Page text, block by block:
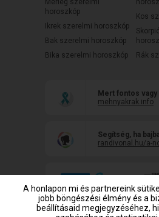
Mérleg szerelmi
horoszkóp
Ikrek szerelmi horoszkóp
Bak szerelmi horoszkóp
Bika szerelmi horoszkóp
Kos
Rák
Mert fontos vagy
mehnyakrak.info
Segítség, ha
randivonal.hu/a-
A honlapon mi és partnereink
jobb böngészési élmény és a
beállításaid megjegyzéséhez,